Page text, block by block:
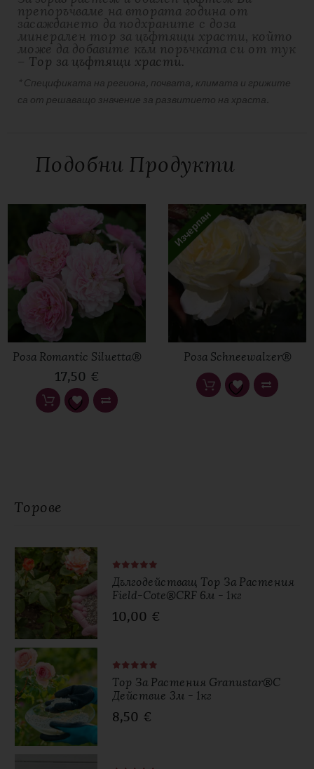
препоръчваме на втората година от
засаждането да подхраните с доза
минерален тор за цъфтящи храсти, който
може да добавите към поръчката си от тук
– Тор за цъфтящи храсти.
* Спецификата на региона, почвата, климата и грижите
са от решаващо значение за развитието на храста.
Аромат С аромат
White, Green
Наличност Изчерпан продукт
There are no reviews yet
Вашият имейл адрес няма да бъде публикуван.
Задължителните полета са отбелязани с*
Вашата оценка
Вашият отзив
*
Подобни Продукти
Роза Romantic Siluetta®
17,50 €
Роза Schneewalzer®
Изчерпан
Торове
Дългодействащ Тор За Растения
Field-Cote®CRF 6м - 1кг
10,00 €
Тор За Растения Granustar®с
Действие 3м - 1кг
8,50 €